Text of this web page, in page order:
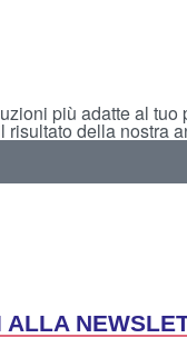
più adatte al
della nostra
ALLA